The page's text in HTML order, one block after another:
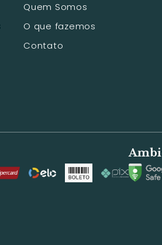
Quem Somos
O que fazemos
Contato